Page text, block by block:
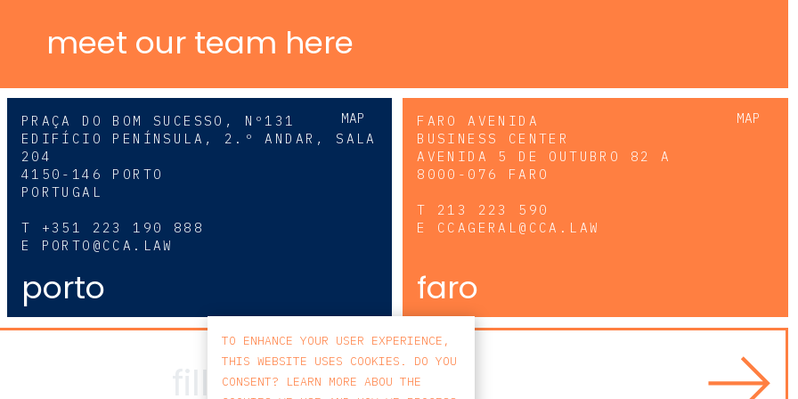
meet our team here
MAP
PRAÇA DO BOM SUCESSO, Nº131
EDIFÍCIO PENÍNSULA, 2.º ANDAR, SALA
204
4150-146 PORTO
PORTUGAL
T +351 223 190 888
E PORTO@CCA.LAW
porto
MAP
FARO AVENIDA
BUSINESS CENTER
AVENIDA 5 DE OUTUBRO 82 A
8000-076 FARO
T 213 223 590
E CCAGERAL@CCA.LAW
faro
TO ENHANCE YOUR USER EXPERIENCE,
THIS WEBSITE USES COOKIES. DO YOU
CONSENT? LEARN MORE ABOU THE